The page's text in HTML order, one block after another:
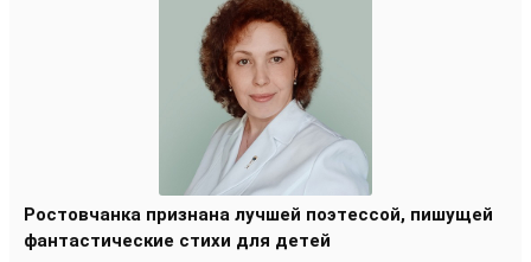
Ростовчанка признана лучшей поэтессой, пишущей
фантастические стихи для детей